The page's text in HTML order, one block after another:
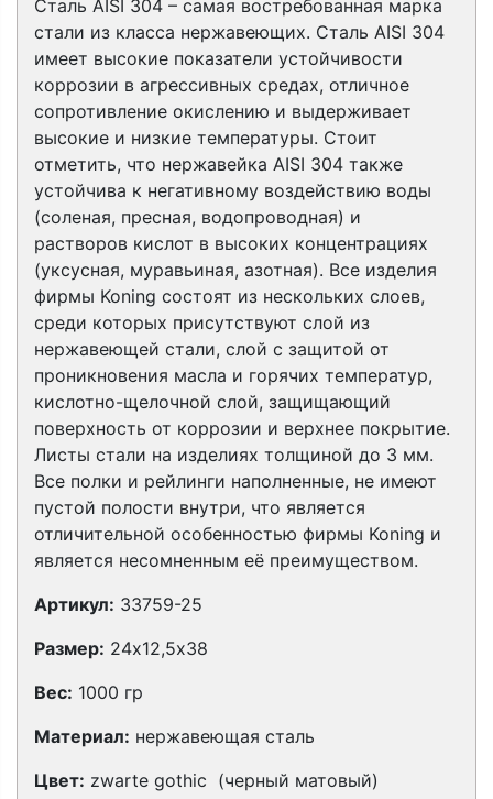
Сталь AISI 304 – самая востребованная марка
стали из класса нержавеющих. Сталь AISI 304
имеет высокие показатели устойчивости
коррозии в агрессивных средах, отличное
сопротивление окислению и выдерживает
высокие и низкие температуры. Стоит
отметить, что нержавейка AISI 304 также
устойчива к негативному воздействию воды
(соленая, пресная, водопроводная) и
растворов кислот в высоких концентрациях
(уксусная, муравьиная, азотная). Все изделия
фирмы Koning состоят из нескольких слоев,
среди которых присутствуют слой из
нержавеющей стали, слой с защитой от
проникновения масла и горячих температур,
кислотно-щелочной слой, защищающий
поверхность от коррозии и верхнее покрытие.
Листы стали на изделиях толщиной до 3 мм.
Все полки и рейлинги наполненные, не имеют
пустой полости внутри, что является
отличительной особенностью фирмы Koning и
является несомненным её преимуществом.
Артикул: 33759-25
Размер: 24х12,5х38
Вес: 1000 гр
Материал: нержавеющая сталь
Цвет: zwarte gothic (черный матовый)